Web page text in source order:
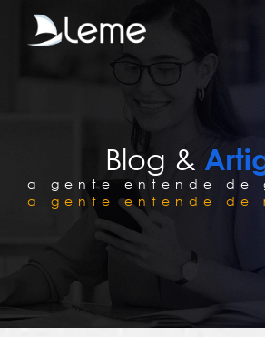
Blog &
a gente entende de
a gente entende de